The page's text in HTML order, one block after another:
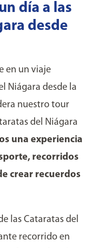
día a las
desde
en un viaje
Niágara desde la
nuestro tour
del Niágara
una experiencia
recorridos
crear recuerdos
las Cataratas del
recorrido en